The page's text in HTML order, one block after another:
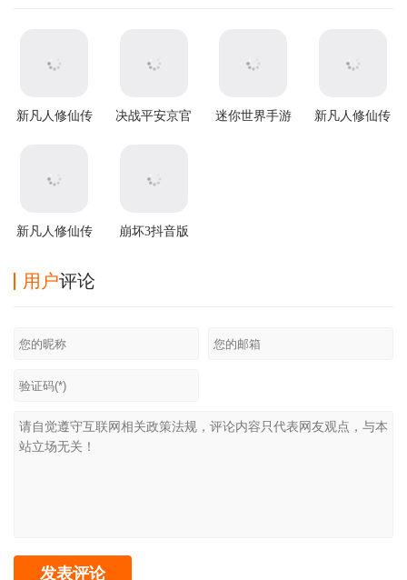
新凡人修仙传
决战平安京官
迷你世界手游
新凡人修仙传
新凡人修仙传
崩坏3抖音版
用户评论